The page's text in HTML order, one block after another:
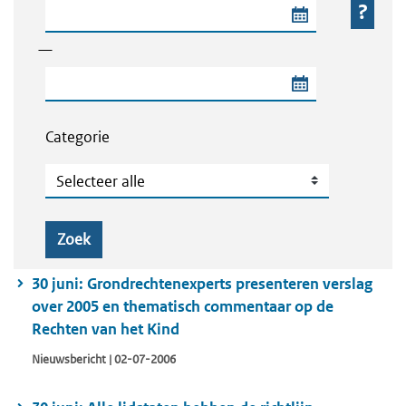
—
Categorie
Categorie
Zoek
30 juni: Grondrechtenexperts presenteren verslag
over 2005 en thematisch commentaar op de
Rechten van het Kind
Nieuwsbericht | 02-07-2006